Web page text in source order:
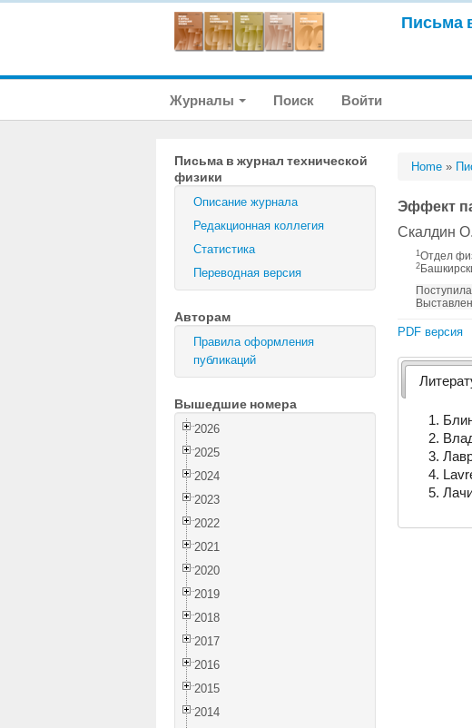
Письма
Журналы Поиск Войти
Письма в журнал технической
физики
Описание журнала
Редакционная коллегия
Статистика
Переводная версия
Авторам
Правила оформления
публикаций
Вышедшие номера
2026
2025
2024
2023
2022
2021
2020
2019
2018
2017
2016
2015
2014
Home »
Эффект
Скалдин
1Отдел
2
PDF версия